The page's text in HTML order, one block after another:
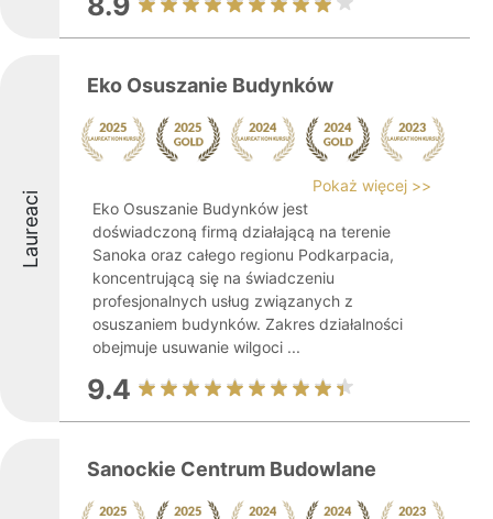
Laureaci
Eko Osuszanie Budynków
Pokaż więcej >>
Eko Osuszanie Budynków jest
doświadczoną firmą działającą na terenie
Sanoka oraz całego regionu Podkarpacia,
koncentrującą się na świadczeniu
profesjonalnych usług związanych z
osuszaniem budynków. Zakres działalności
obejmuje usuwanie wilgoci ...
9.4
Sanockie Centrum Budowlane